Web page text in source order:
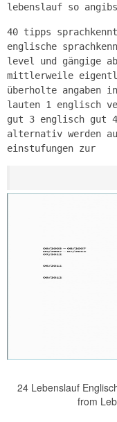
lebenslauf so
40 tipps
englische
level und gängige
mittlerweile
überholte angaben
lauten 1 englisch
gut 3 englisch gut
alternativ werden
einstufungen zur
24 Lebenslauf
from